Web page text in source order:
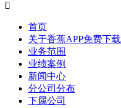

首页
关于香蕉APP免费下载
业务范围
业绩案例
新闻中心
分公司分布
下属公司